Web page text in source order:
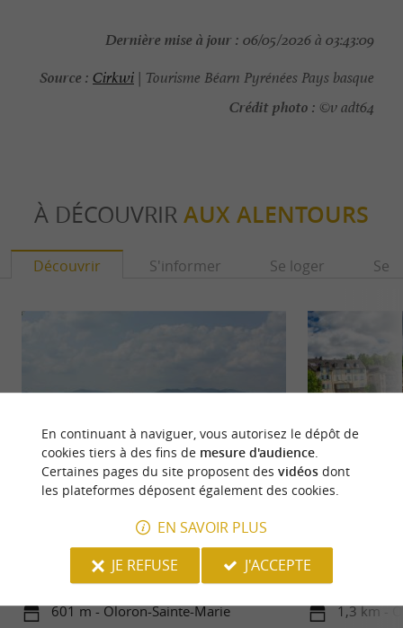
Dernière mise à jour : 06/05/2026 à 03:43:09
Source : Cirkwi | Tourisme Béarn Pyrénées Pays basque
Crédit photo : ©v adt64
À DÉCOUVRIR AUX ALENTOURS
Découvrir S'informer Se loger Se
Oloron-Sainte-Marie est une ville riche d'histoire
et de charme, nichée au cœur du Béarn, dans les ...
601 m - Oloron-Sainte-Marie
entre le Gave
1,3 km -
En continuant à naviguer, vous autorisez le dépôt de
cookies tiers à des fins de mesure d'audience.
Certaines pages du site proposent des vidéosdont
les plateformes déposent également des cookies.
EN SAVOIR PLUS
JE REFUSE
J'ACCEPTE